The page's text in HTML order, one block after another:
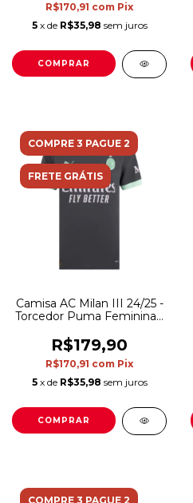
R$170,91 com Pix
5 x de R$35,98 sem juros
COMPRAR
COMPRE 3 PAGUE 2
FRETE GRÁTIS
Camisa AC Milan III 24/25 -
Torcedor Puma Feminina -
verde
R$179,90
R$170,91 com Pix
5 x de R$35,98 sem juros
COMPRAR
COMPRE 3 PAGUE 2